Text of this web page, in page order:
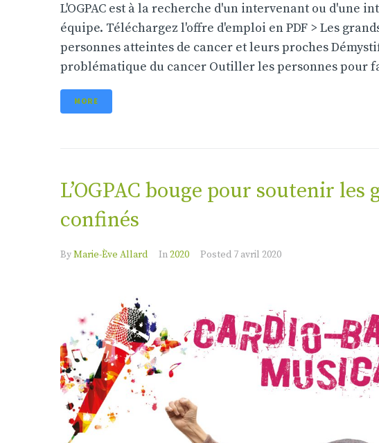
L'OGPAC est à la recherche d'un intervenant ou d'une
équipe. Téléchargez l'offre d'emploi en PDF > Les
personnes atteintes de cancer et leurs proches
problématique du cancer Outiller les personnes pour
MORE
L’OGPAC bouge pour soutenir les
confinés
ByMarie-Ève Allard In2020 Posted 7 avril 2020